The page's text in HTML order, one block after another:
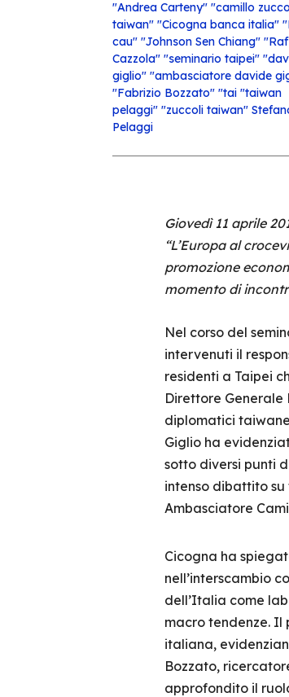
"Andrea Carteny" "camillo
taiwan" "Cicogna banca italia"
cau" "Johnson Sen Chiang"
Cazzola" "seminario taipei"
giglio" "ambasciatore davide
"Fabrizio Bozzato" "tai "taiwan
pelaggi" "zuccoli taiwan"
Pelaggi
Giovedì 11 aprile
“L’Europa al
promozione
momento di
Nel corso del
intervenuti il
residenti a Taipei
Direttore Generale
diplomatici
Giglio ha
sotto diversi punti
intenso dibattito
Ambasciatore
Cicogna ha
nell’interscambio
dell’Italia come
macro tendenze. Il
italiana,
Bozzato,
approfondito il